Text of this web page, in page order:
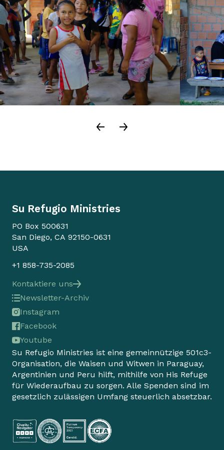
Su Refugio Ministries
PO Box 500631
San Diego, CA 92150-0631
USA
+1 858-735-2085
Kontaktiere uns
Su Refugio Ministries ist eine gemeinnützige 501c3-
Organisation, die Waisen und Witwen in Paraguay,
Argentinien und Peru hilft, mithilfe von His Refuge
für Wiederaufbau zu sorgen. Alle Spenden sind im
gesetzlich zulässigen Umfang steuerlich absetzbar.
Newsletter-Archiv
Instagram
Facebook
Youtube